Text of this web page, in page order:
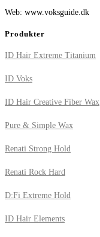
Web: www.voksguide.dk
Produkter
ID Hair Extreme Titanium
ID Voks
ID Hair Creative Fiber Wax
Pure & Simple Wax
Renati Strong Hold
Renati Rock Hard
D:Fi Extreme Hold
ID Hair Elements